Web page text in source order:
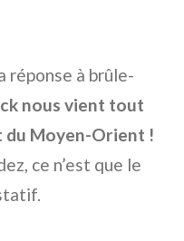
réponse à brûle-
nous vient tout
du Moyen-Orient !
ce n’est que le